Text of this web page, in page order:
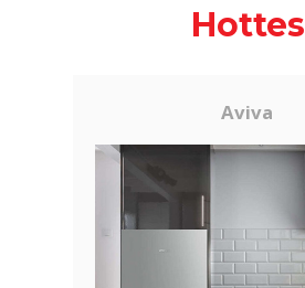
Hottes
Aviva